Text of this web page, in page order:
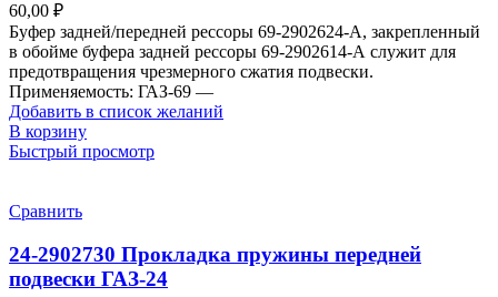
60,00 ₽
Буфер задней/передней рессоры 69-2902624-А, закрепленный
в обойме буфера задней рессоры 69-2902614-А служит для
предотвращения чрезмерного сжатия подвески.
Применяемость: ГАЗ-69 —
Добавить в список желаний
В корзину
Быстрый просмотр
Сравнить
24-2902730 Прокладка пружины передней
подвески ГАЗ-24